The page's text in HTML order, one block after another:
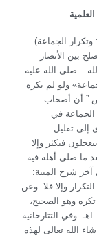
(قوله: وتكرار الجماعة) لما روى عبد الرحمن بن أبي بكر عن أبيه «أن
بين الأنصار
– صلى الله عليه
ولو لم يكره
” أن أصحاب
الجماعة في
إلى تقليل
فتكثر وإلا
ما صلى أهله فيه
آخر شرح المنية:
وإلا فلا. وعن
تكره وهو الصحيح،
وفي التتارخانية
الله تعالى لهذه